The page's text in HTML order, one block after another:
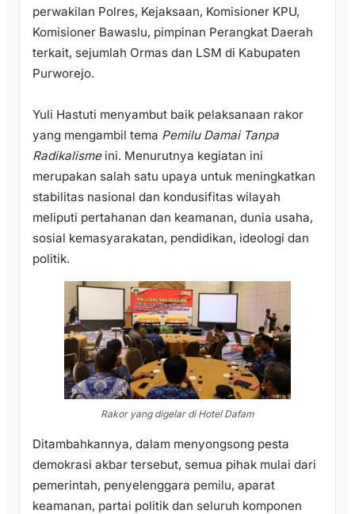
perwakilan Polres, Kejaksaan, Komisioner KPU,
Komisioner Bawaslu, pimpinan Perangkat Daerah
terkait, sejumlah Ormas dan LSM di Kabupaten
Purworejo.
Yuli Hastuti menyambut baik pelaksanaan rakor
yang mengambil tema Pemilu Damai Tanpa
Radikalismeini. Menurutnya kegiatan ini
merupakan salah satu upaya untuk meningkatkan
stabilitas nasional dan kondusifitas wilayah
meliputi pertahanan dan keamanan, dunia usaha,
sosial kemasyarakatan, pendidikan, ideologi dan
politik.
Rakor yang digelar di Hotel Dafam
Ditambahkannya, dalam menyongsong pesta
demokrasi akbar tersebut, semua pihak mulai dari
pemerintah, penyelenggara pemilu, aparat
keamanan, partai politik dan seluruh komponen